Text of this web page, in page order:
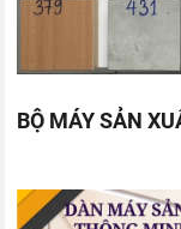
BỘ MÁY SẢN